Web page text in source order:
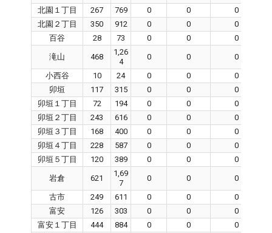
北園１丁目
267 769 0 0
0
北園２丁目
350 912 0 0
0
百谷
28 73 0 0 0
滝山 468
1,26
4
0 0 0
小西谷 10 24 0 0
0
卯垣
117 315 0 0
0
卯垣１丁目
72 194 0 0
0
卯垣２丁目
243 616 0 0
0
卯垣３丁目
168 400 0 0
0
卯垣４丁目
228 587 0 0
0
卯垣５丁目
120 389 0 0 0
岩倉 621
1,69
7
0 0 0
古市 249 611 0 0
0
富安
126 303 0 0
0
富安１丁目
444 884 0 0
0